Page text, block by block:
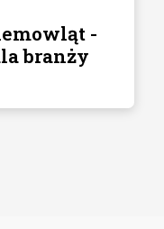
-
branży